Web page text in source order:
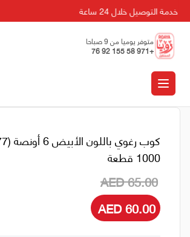
خدمة التوصيل خلال 24 ساعة
متوفر يوميا من 9 صباحا
الى 5 مسائا
+971 58 155 92 76
1000 قطعة
AED 65.00
AED 60.00